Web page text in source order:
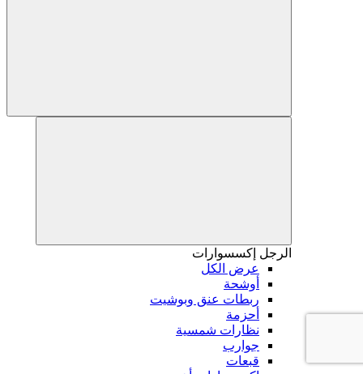
الرجل إكسسوارات
عرض الكل
أوشحة
ربطات عنق وبوشيت
أحزمة
نظارات شمسية
جوارب
قبعات